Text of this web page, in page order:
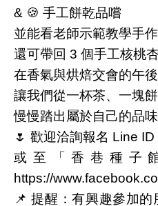
& 🍪 手工餅乾品嚐
並能看老師示範教學手
還可帶回 3 個手工核桃
在香氣與烘焙交會的午後
讓我們從一杯茶、一塊餅
慢慢踏出屬於自己的品味
🌷 歡迎洽詢報名 Line
或至「香巷種子
https://
📌 提醒：有興趣參加